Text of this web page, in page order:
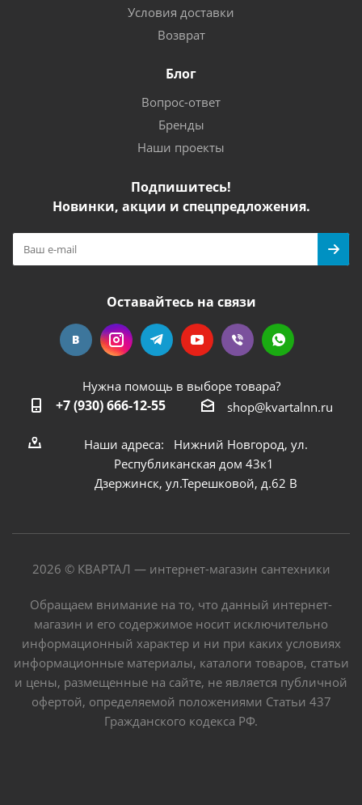
Условия доставки
Возврат
Блог
Вопрос-ответ
Бренды
Наши проекты
Подпишитесь!
Новинки, акции и спецпредложения.
Оставайтесь на связи
Нужна помощь в выборе товара?
+7 (930) 666-12-55 shop@kvartalnn.ru
Наши адреса: Нижний Новгород, ул.
Республиканская дом 43к1
Дзержинск, ул.Терешковой, д.62 В
2026 © КВАРТАЛ — интернет-магазин сантехники
Обращаем внимание на то, что данный интернет-
магазин и его содержимое носит исключительно
информационный характер и ни при каких условиях
информационные материалы, каталоги товаров, статьи
и цены, размещенные на сайте, не является публичной
офертой, определяемой положениями Статьи 437
Гражданского кодекса РФ.